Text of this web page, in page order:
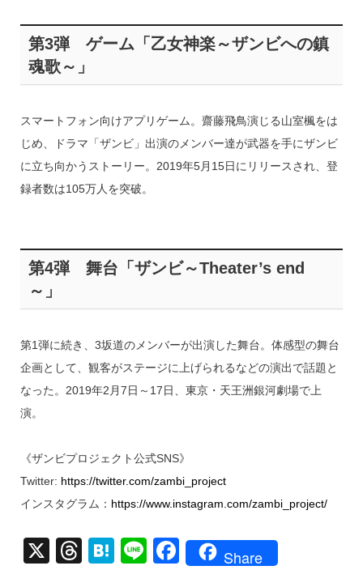
第3弾 ゲーム「乙女神楽～ザンビへの鎮
魂歌～」
スマートフォン向けアプリゲーム。齋藤飛鳥演じる山室楓をは
じめ、ドラマ「ザンビ」出演のメンバー達が武器を手にザンビ
に立ち向かうストーリー。2019年5月15日にリリースされ、登
録者数は105万人を突破。
第4弾 舞台「ザンビ～Theater’s end
～」
第1弾に続き、3坂道のメンバーが出演した舞台。体感型の舞台
企画として、観客がステージに上げられるなどの演出で話題と
なった。2019年2月7日～17日、東京・天王洲銀河劇場で上
演。
《ザンビプロジェクト公式SNS》
Twitter: https://twitter.com/zambi_project
インスタグラム： https://www.instagram.com/zambi_project/
X
T
H
Li
F
Share